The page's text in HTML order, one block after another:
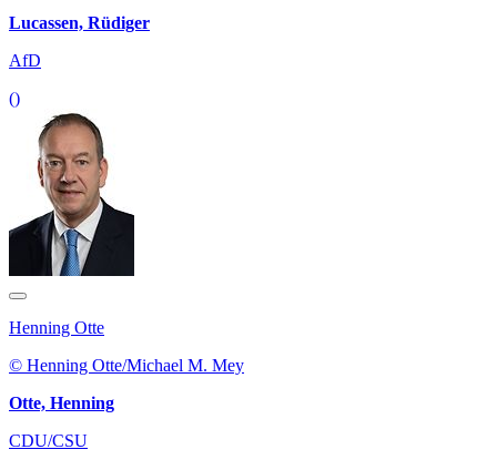
Lucassen, Rüdiger
AfD
()
Henning Otte
© Henning Otte/Michael M. Mey
Otte, Henning
CDU/CSU